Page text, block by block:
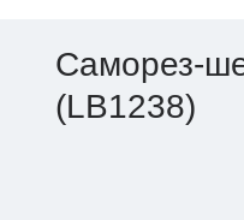
Саморез-
(LB1238)